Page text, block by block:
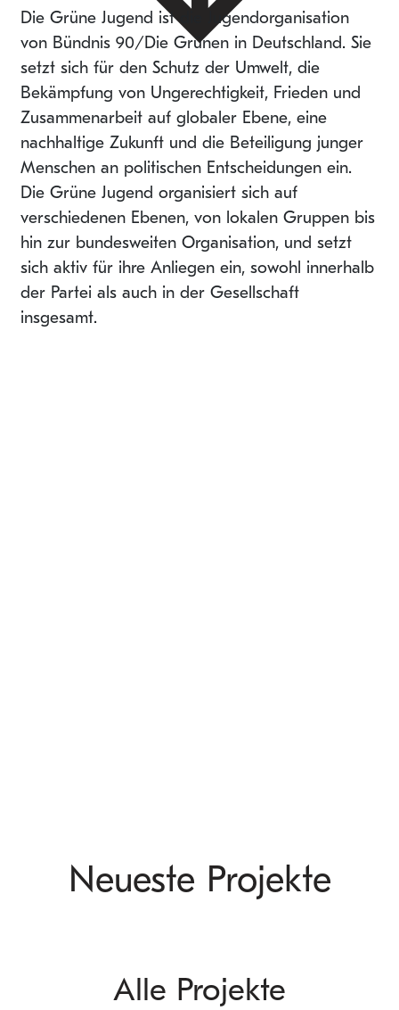
Die Grüne Jugend ist die Jugendorganisation
von Bündnis 90/Die Grünen in Deutschland. Sie
setzt sich für den Schutz der Umwelt, die
Bekämpfung von Ungerechtigkeit, Frieden und
Zusammenarbeit auf globaler Ebene, eine
nachhaltige Zukunft und die Beteiligung junger
Menschen an politischen Entscheidungen ein.
Die Grüne Jugend organisiert sich auf
verschiedenen Ebenen, von lokalen Gruppen bis
hin zur bundesweiten Organisation, und setzt
sich aktiv für ihre Anliegen ein, sowohl innerhalb
der Partei als auch in der Gesellschaft
insgesamt.
Neueste Projekte
Alle Projekte